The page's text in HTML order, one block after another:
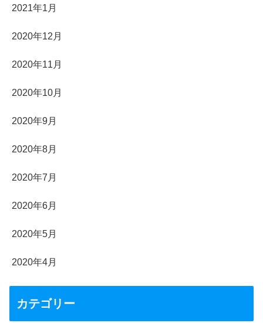
2021年1月
2020年12月
2020年11月
2020年10月
2020年9月
2020年8月
2020年7月
2020年6月
2020年5月
2020年4月
カテゴリー